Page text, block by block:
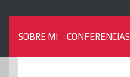
SOBRE MI – CONFERENCIAS